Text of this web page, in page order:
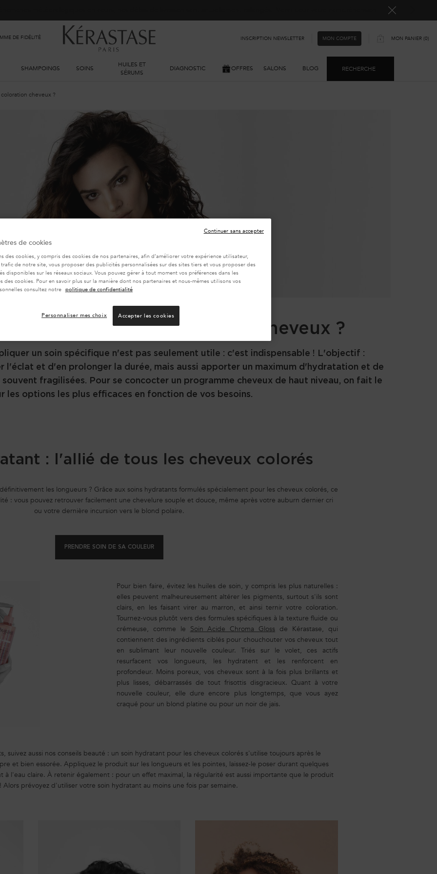
DE FIDÉLITÉ INSCRIPTION NEWSLETTER MON COMPTE MON PANIER 0
0 PRODUIT
SHAMPOINGS SOINS
HUILES ET
SÉRUMS
DIAGNOSTIC OFFRES SALONS BLOG RECHERCHE
cheveux ?
après une coloration cheveux ?
un soin spécifique n'est pas seulement utile : c'est indispensable ! L'objectif :
l'éclat et d'en prolonger la durée, mais aussi apporter un maximum d'hydratation et de
fragilisées. Pour se concocter un programme cheveux de haut niveau, on fait le
les options les plus efficaces en fonction de vos besoins.
: l'allié de tous les cheveux colorés
les longueurs ? Grâce aux soins hydratants formulés spécialement pour les cheveux colorés, ce
: vous pouvez retrouver facilement une chevelure souple et douce, même après votre auburn dernier cri
ou votre dernière incursion vers le blond polaire.
PRENDRE SOIN DE SA COULEUR
Pour bien faire, évitez les huiles de soin, y compris les plus naturelles :
elles peuvent malheureusement altérer les pigments, surtout s'ils sont
clairs, en les faisant virer au marron, et ainsi ternir votre coloration.
Tournez-vous plutôt vers des formules spécifiques à la texture fluide ou
crémeuse, comme le Soin Acide Chroma Gloss de Kérastase, qui
contiennent des ingrédients ciblés pour chouchouter vos cheveux tout
en sublimant leur nouvelle couleur. Triés sur le volet, ces actifs
resurfacent vos longueurs, les hydratent et les renforcent en
profondeur. Moins poreux, vos cheveux sont à la fois plus brillants et
plus lisses, débarrassés de tout frisottis disgracieux. Quant à votre
nouvelle couleur, elle dure encore plus longtemps, que vous ayez
craqué pour un blond platine ou pour un noir de jais.
suivez aussi nos conseils beauté : un soin hydratant pour les cheveux colorés s'utilise toujours après le
et bien essorée. Appliquez le produit sur les longueurs et les pointes, laissez-le poser durant quelques
à l'eau claire. À retenir également : pour un effet maximal, la régularité est aussi importante que le produit
Alors prévoyez d'utiliser votre soin hydratant au moins une fois par semaine.
de cookies
des cookies, y compris des cookies de nos partenaires, afin d’améliorer votre expérience utilisateur,
trafic de notre site, vous proposer des publicités personnalisées sur des sites tiers et vous proposer des
disponibles sur les réseaux sociaux. Vous pouvez gérer à tout moment vos préférences dans les
des cookies. Pour en savoir plus sur la manière dont nos partenaires et nous-mêmes utilisons vos
consultez notre politique de confidentialité
Accepter les cookies
Personnaliser mes choix
Continuer sans accepter